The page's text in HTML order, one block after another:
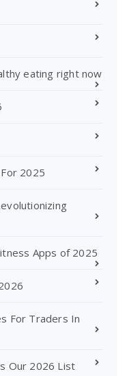
eating right now
2025
Apps of 2025
For Traders In
Our 2026 List